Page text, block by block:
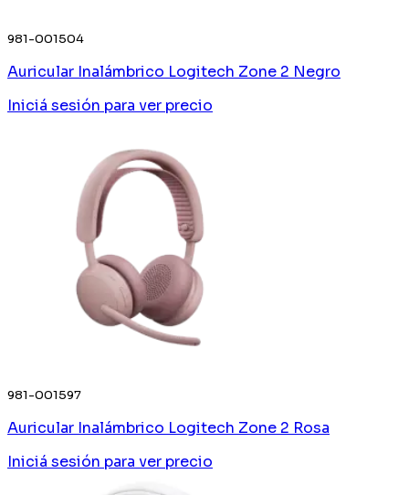
981-001504
Auricular Inalámbrico Logitech Zone 2 Negro
Iniciá sesión para ver precio
981-001597
Auricular Inalámbrico Logitech Zone 2 Rosa
Iniciá sesión para ver precio